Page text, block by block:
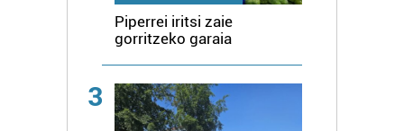
Piperrei iritsi zaie
gorritzeko garaia
3